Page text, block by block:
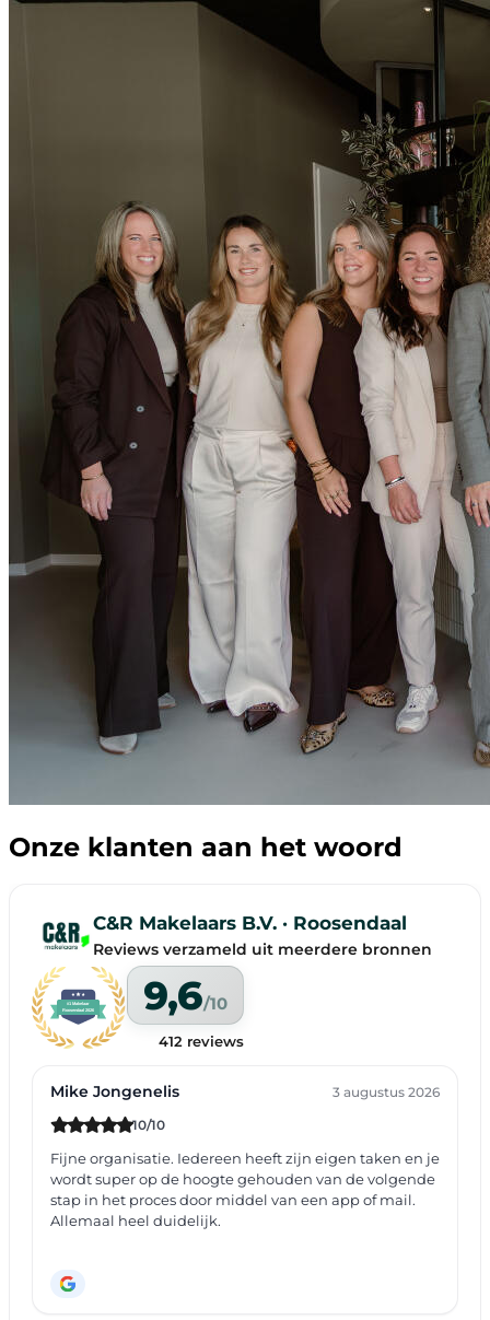
Onze klanten aan het woord